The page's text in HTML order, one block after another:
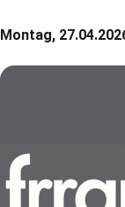
Montag,